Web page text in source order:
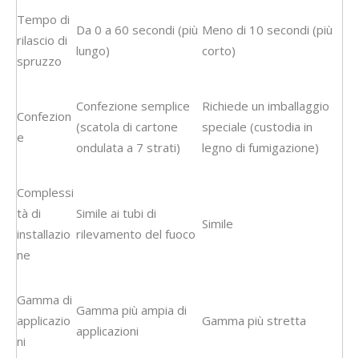
Tempo di
rilascio di
spruzzo
Da 0 a 60 secondi (più
lungo)
Meno di 10 secondi (più
corto)
Confezion
e
Confezione semplice
(scatola di cartone
ondulata a 7 strati)
Richiede un imballaggio
speciale (custodia in
legno di fumigazione)
Complessi
tà di
installazio
ne
Simile ai tubi di
rilevamento del fuoco
Simile
Gamma di
applicazio
ni
Gamma più ampia di
applicazioni
Gamma più stretta